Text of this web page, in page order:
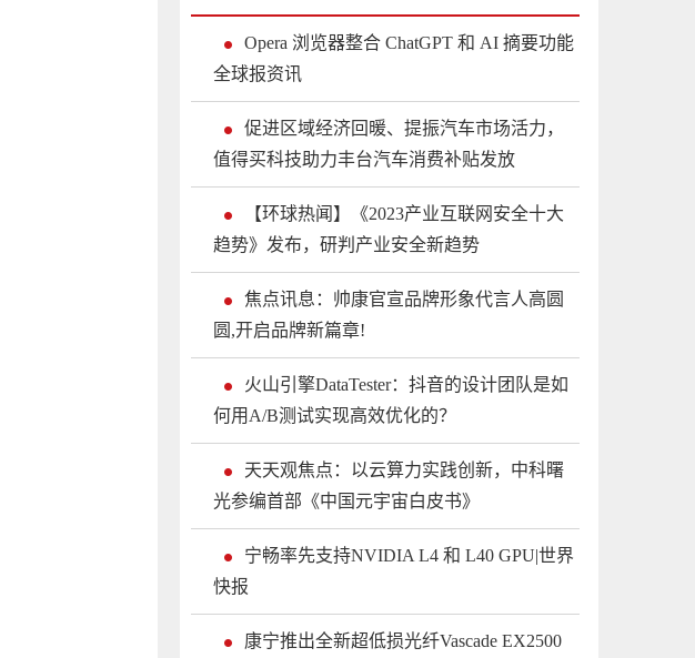
Opera 浏览器整合 ChatGPT 和 AI 摘要功能
全球报资讯
促进区域经济回暖、提振汽车市场活力，
值得买科技助力丰台汽车消费补贴发放
【环球热闻】《2023产业互联网安全十大
趋势》发布，研判产业安全新趋势
焦点讯息：帅康官宣品牌形象代言人高圆
圆,开启品牌新篇章!
火山引擎DataTester：抖音的设计团队是如
何用A/B测试实现高效优化的？
天天观焦点：以云算力实践创新，中科曙
光参编首部《中国元宇宙白皮书》
宁畅率先支持NVIDIA L4 和 L40 GPU|世界
快报
康宁推出全新超低损光纤Vascade EX2500